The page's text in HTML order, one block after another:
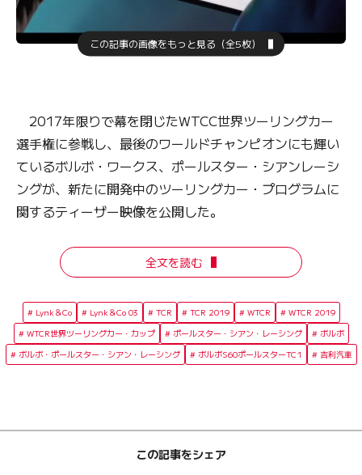
この記事の画像をもっと見る（全5枚）
2017年限りで幕を閉じたWTCC世界ツーリングカー
選手権に参戦し、最後のワールドチャンピオンにも輝い
ているボルボ・ワークス、ポールスター・シアンレーシ
ングが、新たに開発中のツーリングカー・プログラムに
関するティーザー映像を公開した。
全文を読む
Lynk＆Co Lynk＆Co 03 TCR TCR 2019 WTCR
WTCR 2019
WTCR世界ツーリングカー・カップ
ポールスター・シアン・レーシング
ボルボ
ボルボ・ポールスター・シアン・レーシング
ボルボS60ポールスターTC1 吉利汽車
この記事をシェア